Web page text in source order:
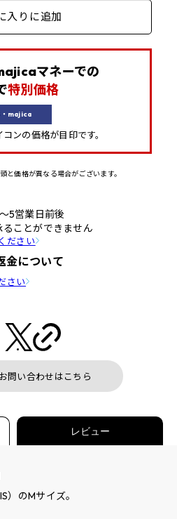
入りに追加
マネーでの
特別価格
majica
ンの価格が目印です。
価格が異なる場合がございます。
5営業日前後
ことができません
ださい
金について
さい
問い合わせはこちら
レビュー
）のMサイズ。